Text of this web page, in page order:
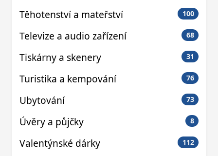
Těhotenství a mateřství 100
Televize a audio zařízení 68
Tiskárny a skenery 31
Turistika a kempování 76
Ubytování 73
Úvěry a půjčky 8
Valentýnské dárky 112